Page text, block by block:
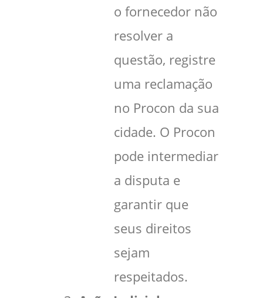
o fornecedor não
resolver a
questão, registre
uma reclamação
no Procon da sua
cidade. O Procon
pode intermediar
a disputa e
garantir que
seus direitos
sejam
respeitados.